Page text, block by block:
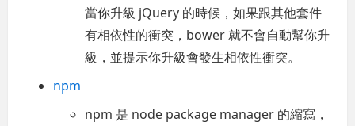
當你升級 jQuery 的時候，如果跟其他套件
有相依性的衝突，bower 就不會自動幫你升
級，並提示你升級會發生相依性衝突。
npm
npm 是 node package manager 的縮寫，